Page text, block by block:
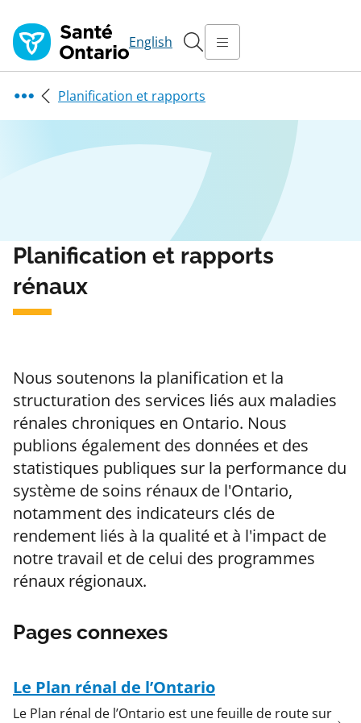
English
Planification et rapports
Planification et rapports
rénaux
Nous soutenons la planification et la
structuration des services liés aux maladies
rénales chroniques en Ontario. Nous
publions également des données et des
statistiques publiques sur la performance du
système de soins rénaux de l'Ontario,
notamment des indicateurs clés de
rendement liés à la qualité et à l'impact de
notre travail et de celui des programmes
rénaux régionaux.
Pages connexes
Le Plan rénal de l’Ontario
Le Plan rénal de l’Ontario est une feuille de route sur